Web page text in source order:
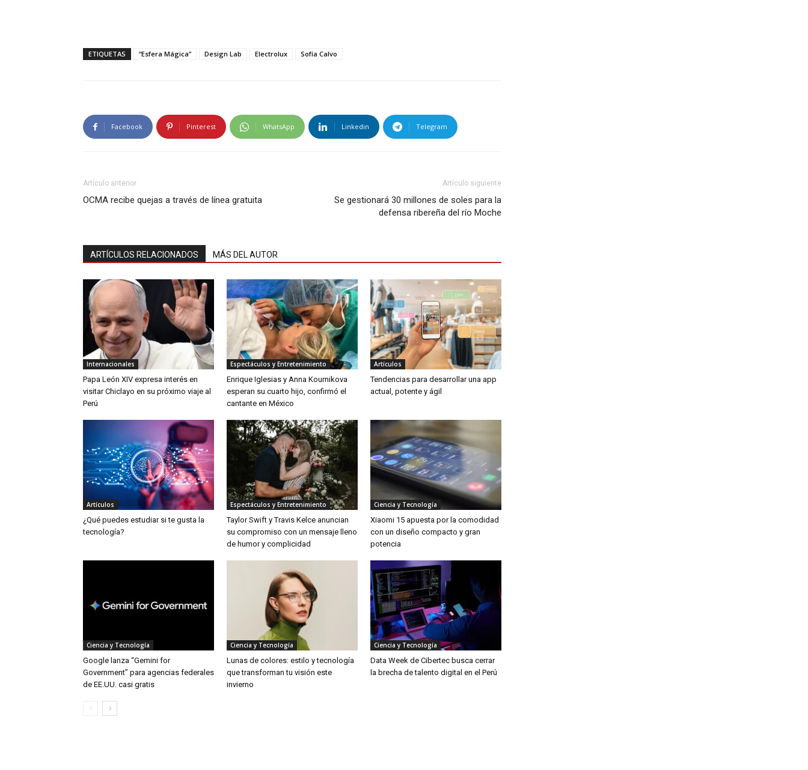
ETIQUETAS “Esfera Mágica” Design Lab Electrolux Sofía Calvo
Facebook Pinterest WhatsApp Linkedin Telegram
Artículo anterior
OCMA recibe quejas a través de línea gratuita
Artículo siguiente
Se gestionará 30 millones de soles para la
defensa ribereña del río Moche
ARTÍCULOS RELACIONADOS MÁS DEL AUTOR
Internacionales
Papa León XIV expresa interés en
visitar Chiclayo en su próximo viaje al
Perú
Espectáculos y Entretenimiento
Enrique Iglesias y Anna Kournikova
esperan su cuarto hijo, confirmó el
cantante en México
Artículos
Tendencias para desarrollar una app
actual, potente y ágil
Artículos
¿Qué puedes estudiar si te gusta la
tecnología?
Espectáculos y Entretenimiento
Taylor Swift y Travis Kelce anuncian
su compromiso con un mensaje lleno
de humor y complicidad
Ciencia y Tecnología
Xiaomi 15 apuesta por la comodidad
con un diseño compacto y gran
potencia
Ciencia y Tecnología
Google lanza “Gemini for
Government” para agencias federales
de EE.UU. casi gratis
Ciencia y Tecnología
Lunas de colores: estilo y tecnología
que transforman tu visión este
invierno
Ciencia y Tecnología
Data Week de Cibertec busca cerrar
la brecha de talento digital en el Perú